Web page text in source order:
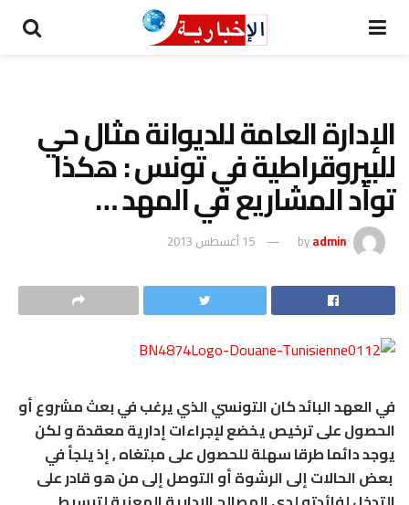
الإدارة العامة للديوانة مثال حي
للبيروقراطية في تونس : هكذا
توأد المشاريع في المهد …
byadmin 15 أغسطس 2013
في العهد البائد كان التونسي الذي يرغب في بعث مشروع أو
الحصول على ترخيص يخضع لإجراءات إدارية معقدة و لكن
يوجد دائما طرقا سهلة للحصول على مبتغاه , إذ يلجأ في
بعض الحالات إلى الرشوة أو التوصل إلى من هو قادر على